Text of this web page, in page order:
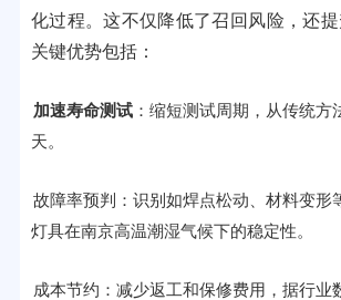
化过程。这不仅降低了召回风险，还提
关键优势包括：
加速寿命测试：缩短测试周期，从传统方
天。
故障率预判：识别如焊点松动、材料变形
灯具在南京高温潮湿气候下的稳定性。
成本节约：减少返工和保修费用，据行业